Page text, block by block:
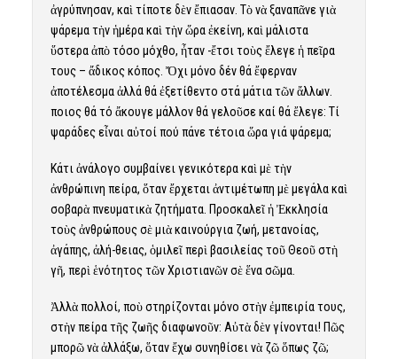
ἀγρύπνησαν, καὶ τίποτε δὲν ἔπιασαν. Τὸ νὰ ξαναπᾶνε γιὰ
ψάρεμα τὴν ἡμέρα καὶ τὴν ὥρα ἐκείνη, καὶ μάλιστα
ὕστερα ἀπὸ τόσο μόχθο, ἦταν -ἔτσι τοὺς ἔλεγε ἡ πεῖρα
τους – ἄδικος κόπος. Ὄχι μόνο δέν θά ἔφερναν
ἀποτέλεσμα ἀλλά θά ἐξετίθεντο στά μάτια τῶν ἄλλων.
Ὅποιος θά τό ἄκουγε μάλλον θά γελοῦσε καί θά ἔλεγε: Τί
ψαράδες εἶναι αὐτοί πού πάνε τέτοια ὥρα γιά ψάρεμα;
Κάτι ἀνάλογο συμβαίνει γενικότερα καὶ μὲ τὴν
ἀνθρώπινη πείρα, ὅταν ἔρχεται ἀντιμέτωπη μὲ μεγάλα καὶ
σοβαρὰ πνευματικὰ ζητήματα. Προσκαλεῖ ἡ Ἐκκλησία
τοὺς ἀνθρώπους σὲ μιὰ καινούργια ζωή, μετανοίας,
ἀγάπης, ἀλή-θειας, ὁμιλεῖ περὶ βασιλείας τοῦ Θεοῦ στὴ
γῆ, περὶ ἑνότητος τῶν Χριστιανῶν σὲ ἕνα σῶμα.
Ἀλλὰ πολλοί, ποὺ στηρίζονται μόνο στὴν ἐμπειρία τους,
στὴν πείρα τῆς ζωῆς διαφωνοῦν: Αὐτὰ δὲν γίνονται! Πῶς
μπορῶ νὰ ἀλλάξω, ὅταν ἔχω συνηθίσει νὰ ζῶ ὅπως ζῶ;